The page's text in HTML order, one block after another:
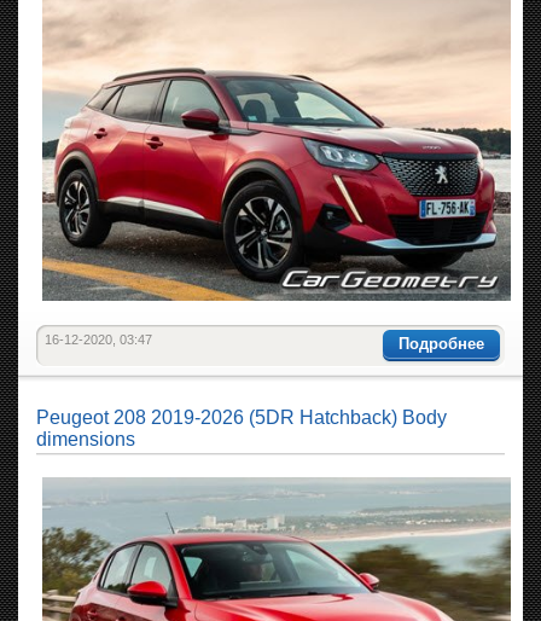
Подробнее
16-12-2020, 03:47
Peugeot 208 2019-2026 (5DR Hatchback) Body
dimensions